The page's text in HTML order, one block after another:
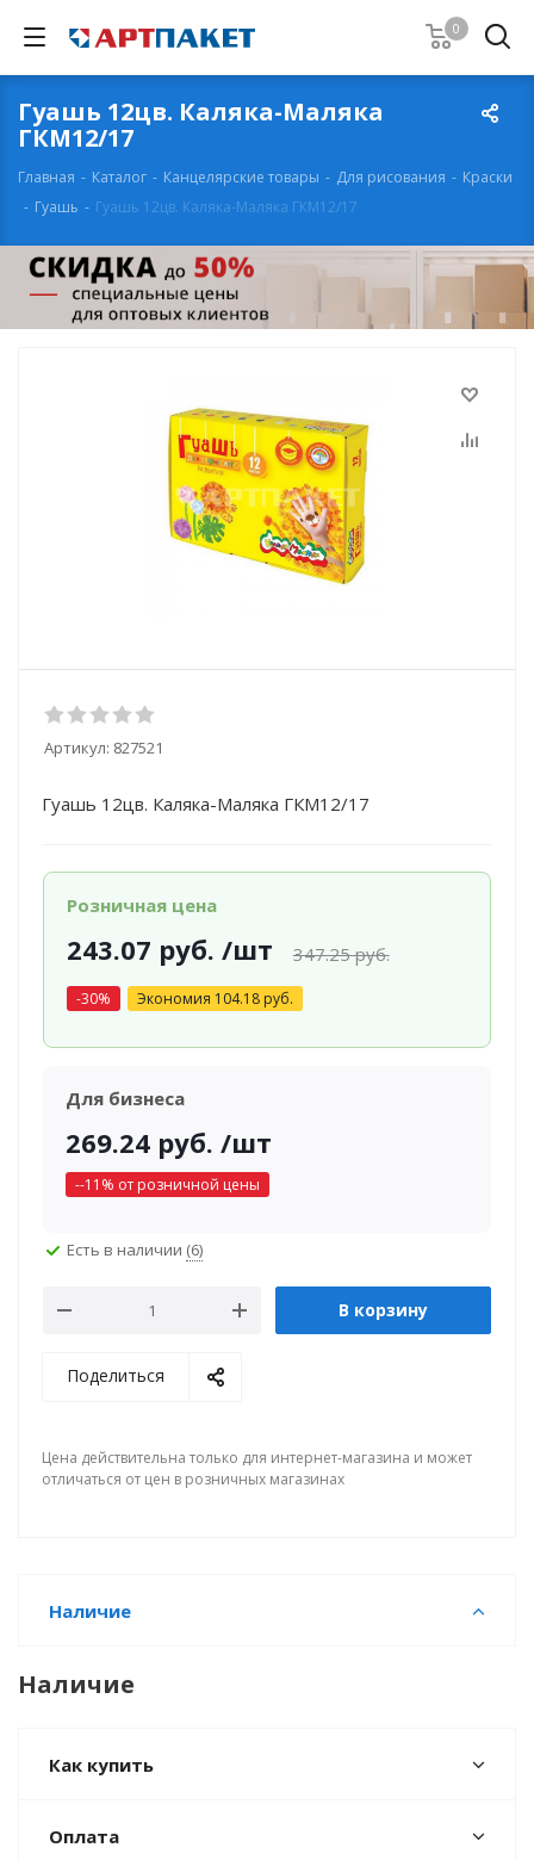
0
Гуашь 12цв. Каляка-Маляка
ГКМ12/17
Главная - Каталог - Канцелярские товары - Для рисования - Краски
- Гуашь - Гуашь 12цв. Каляка-Маляка ГКМ12/17
Артикул: 827521
Гуашь 12цв. Каляка-Маляка ГКМ12/17
Розничная цена
243.07 руб. /шт 347.25руб.
-30% Экономия 104.18руб.
Для бизнеса
269.24 руб. /шт
--11 % от розничной цены
Есть в наличии (6)
В корзину
Поделиться
Цена действительна только для интернет-магазина и может
отличаться от цен в розничных магазинах
Наличие
Наличие
Как купить
Оплата